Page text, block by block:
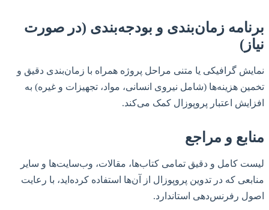
برنامه زمان‌بندی و بودجه‌بندی (در صورت
نیاز)
نمایش گرافیکی یا متنی مراحل پروژه همراه با زمان‌بندی دقیق و
تخمین هزینه‌ها (شامل نیروی انسانی، مواد، تجهیزات و غیره) به
افزایش اعتبار پروپوزال کمک می‌کند.
منابع و مراجع
لیست کامل و دقیق تمامی کتاب‌ها، مقالات، وب‌سایت‌ها و سایر
منابعی که در تدوین پروپوزال از آن‌ها استفاده کرده‌اید، با رعایت
اصول رفرنس‌دهی استاندارد.